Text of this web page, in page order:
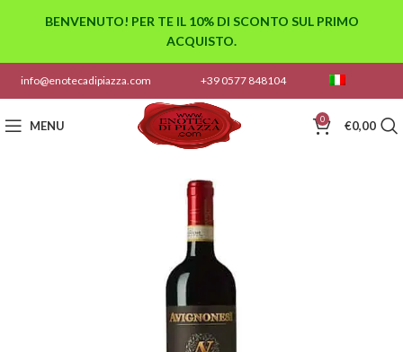
info@enotecadipiazza.com +39 0577 848104
MENU 0 €0,00
BENVENUTO! PER TE IL 10% DI SCONTO SUL PRIMO
ACQUISTO.